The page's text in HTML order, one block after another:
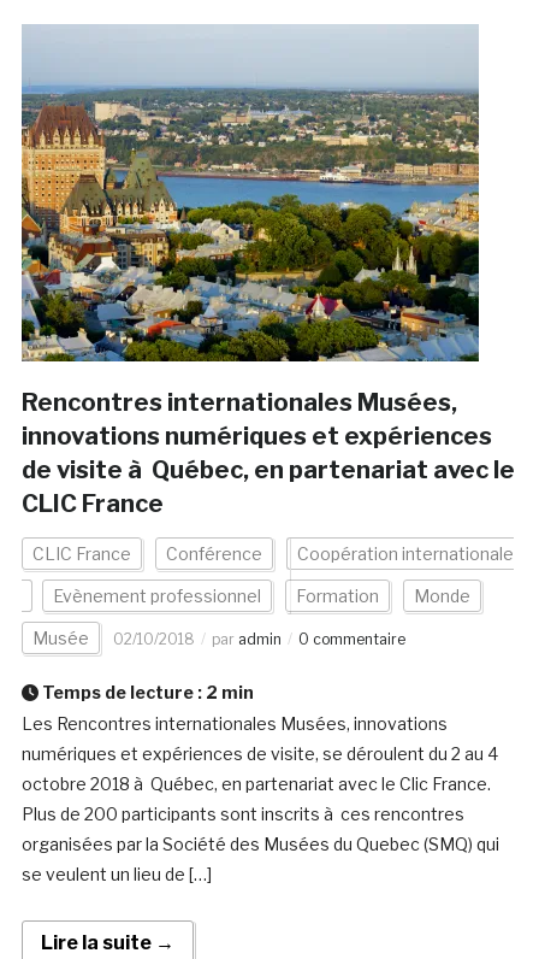
Rencontres internationales Musées,
innovations numériques et expériences
de visite à Québec, en partenariat avec le
CLIC France
CLIC France Conférence Coopération internationale
Evènement professionnel Formation Monde
Musée 02/10/2018 par admin 0 commentaire
Temps de lecture : 2 min
Les Rencontres internationales Musées, innovations
numériques et expériences de visite, se déroulent du 2 au 4
octobre 2018 à Québec, en partenariat avec le Clic France.
Plus de 200 participants sont inscrits à ces rencontres
organisées par la Société des Musées du Quebec (SMQ) qui
se veulent un lieu de […]
Lire la suite →